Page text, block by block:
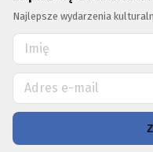
Najlepsze wydarzenia